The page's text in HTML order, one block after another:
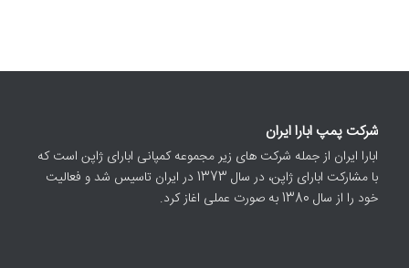
شرکت پمپ ابارا ایران
ابارا ایران از جمله شرکت های زیر مجموعه کمپانی ابارای ژاپن است که
با مشارکت ابارای ژاپن، در سال 1373 در ایران تاسیس شد و فعالیت
خود را از سال 1380 به صورت عملی اغاز کرد.